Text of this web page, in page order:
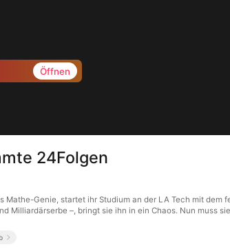
Öffnen
24Folgen
Mathe-Genie, startet ihr Studium an der LA Tech mit
Milliardärserbe –, bringt sie ihn in ein Chaos. Nun muss